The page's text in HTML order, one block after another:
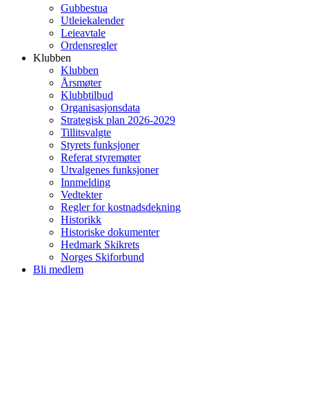
Gubbestua
Utleiekalender
Leieavtale
Ordensregler
Klubben
Klubben
Årsmøter
Klubbtilbud
Organisasjonsdata
Strategisk plan 2026-2029
Tillitsvalgte
Styrets funksjoner
Referat styremøter
Utvalgenes funksjoner
Innmelding
Vedtekter
Regler for kostnadsdekning
Historikk
Historiske dokumenter
Hedmark Skikrets
Norges Skiforbund
Bli medlem